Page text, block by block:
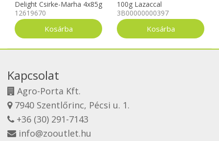
Delight Csirke-Marha 4x85g
12619670
100g Lazaccal
3B00000000397
Kapcsolat
Agro-Porta Kft.
7940 Szentlőrinc, Pécsi u. 1.
+36 (30) 291-7143
info@zooutlet.hu